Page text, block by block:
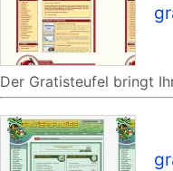
Der Gratisteufel bringt